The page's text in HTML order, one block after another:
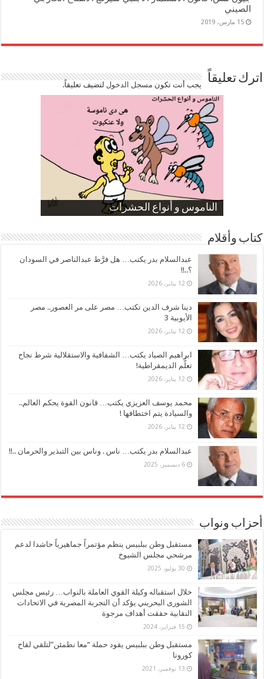
الصيني
15 مارس، 2019
اترك تعليقاً يجب أنت تكون مسجل الدخوللتضيف تعليقاً.
الناموس و أنواع الحشرات
الموظفين بعد ارتفاع الأسعار
ارتفاع نسبة الطلاق في مصر
صورة كاركاتيرية
صورة كاركاتيرية
كتاب وأقلام
عبدالسلام بدر يكتب… هل فرَّط عبدالناصر في السودان
؟..!!
12 يناير، 2026
دينا شرف الدين تكتب… مصر على مر العصور.. مصر
الأيوبية 3
12 يناير، 2026
ابراهيم الصياد يكتب… الشفافية والاستقلالية شرط نجاح
تعلُّم الديمقراطية!
12 يناير، 2026
محمد يوسف العزيزي يكتب… قانون القوة يحكم العالم..
والسيادة يتم اختطافها !
12 يناير، 2026
عبدالسلام بدر يكتب… ناس . وناس بين التبذير والحرمان ..!!
6 ديسمبر، 2025
أحزاب ونواب
مستقبل وطن ببلبيس ينظم مؤتمراً جماهيرياً حاشدا لدعم
مرشحي مجلس الشيوخ
30 يوليو، 2025
خلال استقباله وكيلة القوي العاملة بالنواب… رئيس مجلس
الشورى البحريني يؤكد أن التجربة المصرية في الاتحادات
النقابية حققت أهداف مرجوة
15 فبراير، 2024
مستقبل وطن ببلبيس يقود حملة “معا نطمئن”لتلقي لقاح
كورونا
13 نوفمبر، 2021